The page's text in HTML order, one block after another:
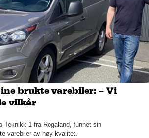
brukte varebiler: – Vi
vilkår
Teknikk 1 fra Rogaland, funnet sin
varebiler av høy kvalitet.